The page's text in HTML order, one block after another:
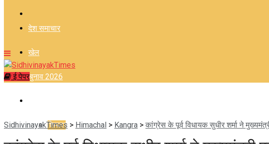
देश समाचार
खेल
चुनाव 2026
शिमला
ई पेपर
SidhivinayakTimes > Himachal > Kangra > कांग्रेस के पूर्व विधायक सुधीर शर्मा ने